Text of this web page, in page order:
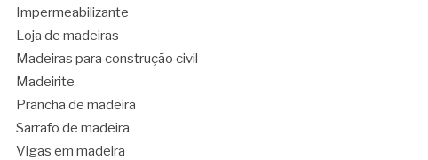
Impermeabilizante
Loja de madeiras
Madeiras para construção civil
Madeirite
Prancha de madeira
Sarrafo de madeira
Vigas em madeira